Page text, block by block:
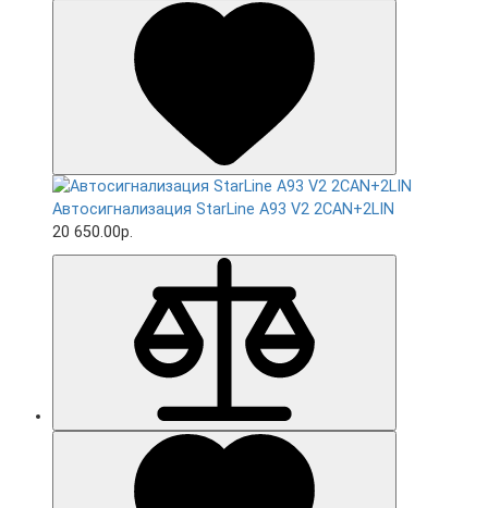
Автосигнализация StarLine A93 V2 2CAN+2LIN
20 650.00р.